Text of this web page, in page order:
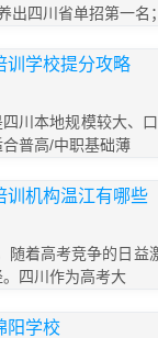
出四川省单招第一名
训学校提分攻略
川本地规模较大、
普高/中职基础薄
训机构温江有哪些
着高考竞争的日益
四川作为高考大
阳学校